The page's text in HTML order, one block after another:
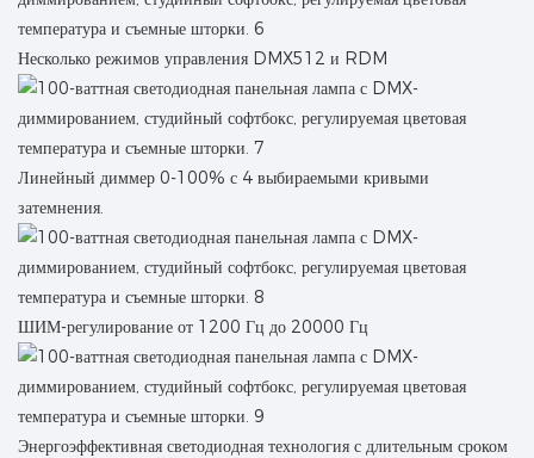
Несколько режимов управления DMX512 и RDM
Линейный диммер 0-100% с 4 выбираемыми кривыми
затемнения.
ШИМ-регулирование от 1200 Гц до 20000 Гц
Энергоэффективная светодиодная технология с длительным сроком